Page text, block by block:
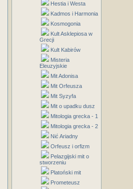
Hestia i Westa
Kadmos i Harmonia
Kosmogonia
Kult Asklepiosa w
Grecji
Kult Kabirów
Misteria
Eleuzyjskie
Mit Adonisa
Mit Orfeusza
Mit Syzyfa
Mit o upadku dusz
Mitologia grecka - 1
Mitologia grecka - 2
Nić Ariadny
Orfeusz i orfizm
Pelazgijski mit o
stworzeniu
Platoński mit
Prometeusz